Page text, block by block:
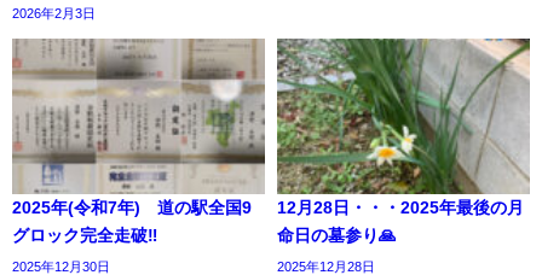
2026年2月3日
2025年(令和7年) 道の駅全国9
グロック完全走破‼︎
2025年12月30日
12月28日・・・2025年最後の月
命日の墓参り🙏
2025年12月28日